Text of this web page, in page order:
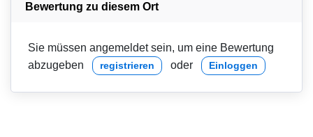
Bewertung zu diesem Ort
Sie müssen angemeldet sein, um eine Bewertung
abzugeben
registrieren oder Einloggen